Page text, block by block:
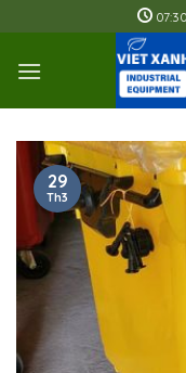
to
content
29
Th3